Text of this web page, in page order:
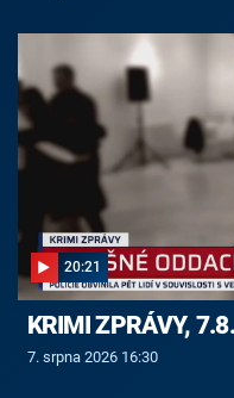
20:21
KRIMI ZPRÁVY,
7. srpna 2026 16:30